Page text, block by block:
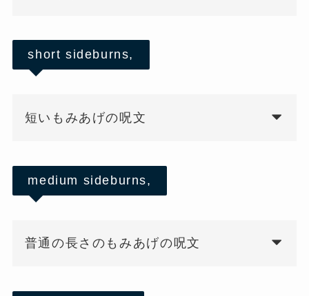
short sideburns,
短いもみあげの呪文
medium sideburns,
普通の長さのもみあげの呪文